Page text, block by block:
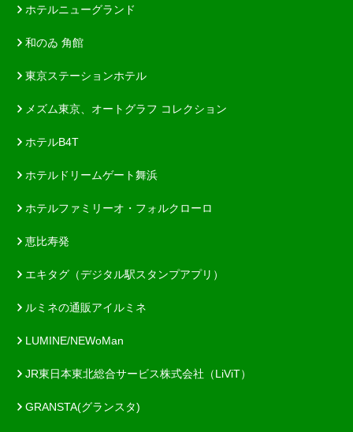
ホテルニューグランド
和のゐ 角館
東京ステーションホテル
メズム東京、オートグラフ コレクション
ホテルB4T
ホテルドリームゲート舞浜
ホテルファミリーオ・フォルクローロ
恵比寿発
エキタグ（デジタル駅スタンプアプリ）
ルミネの通販アイルミネ
LUMINE/NEWoMan
JR東日本東北総合サービス株式会社（LiViT）
GRANSTA(グランスタ)